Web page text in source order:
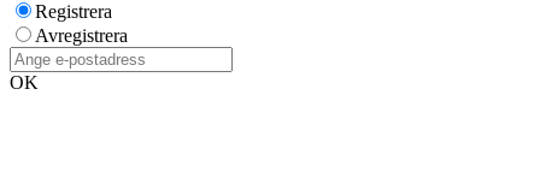
Registrera
Avregistrera
OK